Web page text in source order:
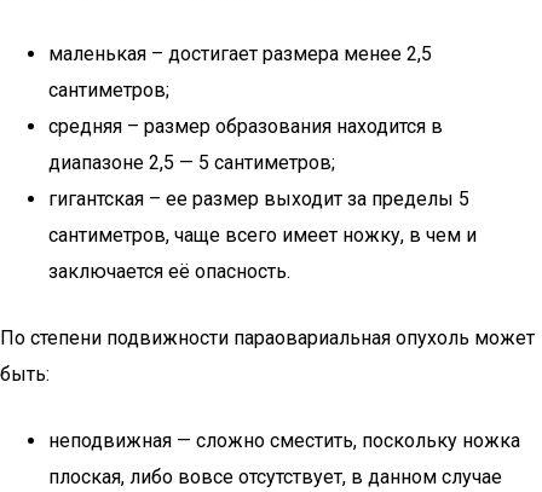
маленькая – достигает размера менее 2,5
сантиметров;
средняя – размер образования находится в
диапазоне 2,5 — 5 сантиметров;
гигантская – ее размер выходит за пределы 5
сантиметров, чаще всего имеет ножку, в чем и
заключается её опасность.
По степени подвижности параовариальная опухоль может
быть:
неподвижная — сложно сместить, поскольку ножка
плоская, либо вовсе отсутствует, в данном случае